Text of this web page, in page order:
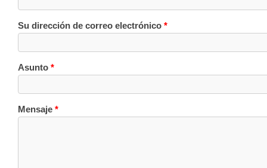
Su dirección de correo electrónico *
Asunto *
Mensaje *